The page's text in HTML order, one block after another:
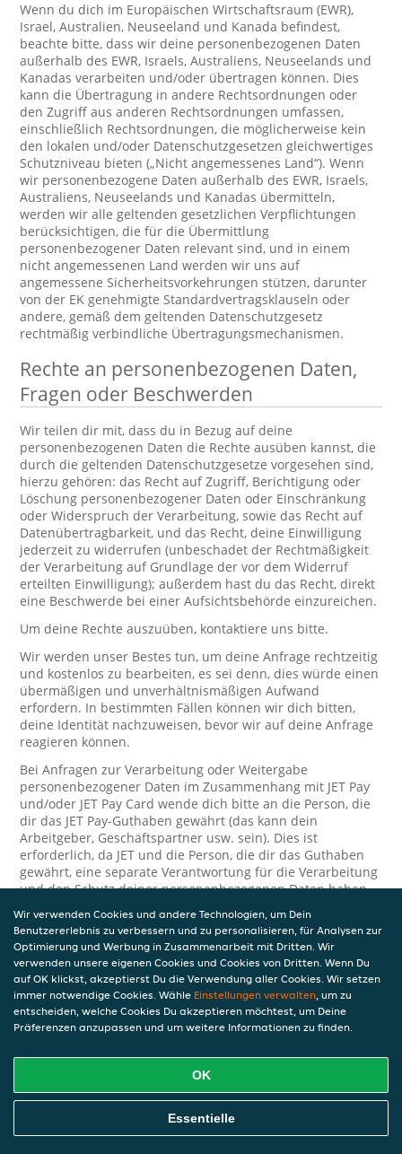
Wenn du dich im Europäischen Wirtschaftsraum (EWR),
Israel, Australien, Neuseeland und Kanada befindest,
beachte bitte, dass wir deine personenbezogenen Daten
außerhalb des EWR, Israels, Australiens, Neuseelands und
Kanadas verarbeiten und/oder übertragen können. Dies
kann die Übertragung in andere Rechtsordnungen oder
den Zugriff aus anderen Rechtsordnungen umfassen,
einschließlich Rechtsordnungen, die möglicherweise kein
den lokalen und/oder Datenschutzgesetzen gleichwertiges
Schutzniveau bieten („Nicht angemessenes Land“). Wenn
wir personenbezogene Daten außerhalb des EWR, Israels,
Australiens, Neuseelands und Kanadas übermitteln,
werden wir alle geltenden gesetzlichen Verpflichtungen
berücksichtigen, die für die Übermittlung
personenbezogener Daten relevant sind, und in einem
nicht angemessenen Land werden wir uns auf
angemessene Sicherheitsvorkehrungen stützen, darunter
von der EK genehmigte Standardvertragsklauseln oder
andere, gemäß dem geltenden Datenschutzgesetz
rechtmäßig verbindliche Übertragungsmechanismen.
Rechte an personenbezogenen Daten,
Fragen oder Beschwerden
Wir teilen dir mit, dass du in Bezug auf deine
personenbezogenen Daten die Rechte ausüben kannst, die
durch die geltenden Datenschutzgesetze vorgesehen sind,
hierzu gehören: das Recht auf Zugriff, Berichtigung oder
Löschung personenbezogener Daten oder Einschränkung
oder Widerspruch der Verarbeitung, sowie das Recht auf
Datenübertragbarkeit, und das Recht, deine Einwilligung
jederzeit zu widerrufen (unbeschadet der Rechtmäßigkeit
der Verarbeitung auf Grundlage der vor dem Widerruf
erteilten Einwilligung); außerdem hast du das Recht, direkt
eine Beschwerde bei einer Aufsichtsbehörde einzureichen.
Um deine Rechte auszuüben, kontaktiere uns bitte.
Wir werden unser Bestes tun, um deine Anfrage rechtzeitig
und kostenlos zu bearbeiten, es sei denn, dies würde einen
übermäßigen und unverhältnismäßigen Aufwand
erfordern. In bestimmten Fällen können wir dich bitten,
deine Identität nachzuweisen, bevor wir auf deine Anfrage
reagieren können.
Bei Anfragen zur Verarbeitung oder Weitergabe
personenbezogener Daten im Zusammenhang mit JET Pay
und/oder JET Pay Card wende dich bitte an die Person, die
dir das JET Pay-Guthaben gewährt (das kann dein
Arbeitgeber, Geschäftspartner usw. sein). Dies ist
erforderlich, da JET und die Person, die dir das Guthaben
gewährt, eine separate Verantwortung für die Verarbeitung
und den Schutz deiner personenbezogenen Daten haben.
Solltest du weitere Fragen oder Beschwerden in Bezug auf
die Verarbeitung deiner personenbezogenen Daten haben,
kontaktieren wir dich gerne. Wir würden uns auch über
Tipps oder Vorschläge zur Verbesserung unserer Erklärung
freuen.
Sicherheit
JET nimmt den Schutz personenbezogener Daten sehr ernst
und daher ergreifen wir angemessene Maßnahmen, um
deine personenbezogenen Daten vor Missbrauch, Verlust,
unbefugter Änderung zu schützen. Wenn du der Meinung
bist, dass deine personenbezogenen Daten nicht
Wir verwenden Cookies und andere Technologien, um Dein
Benutzererlebnis zu verbessern und zu personalisieren, für Analysen zur
Optimierung und Werbung in Zusammenarbeit mit Dritten. Wir
verwenden unsere eigenen Cookies und Cookies von Dritten. Wenn Du
auf OK klickst, akzeptierst Du die Verwendung aller Cookies. Wir setzen
immer notwendige Cookies. Wähle Einstellungen verwalten, um zu
entscheiden, welche Cookies Du akzeptieren möchtest, um Deine
Präferenzen anzupassen und um weitere Informationen zu finden.
OK
Essentielle